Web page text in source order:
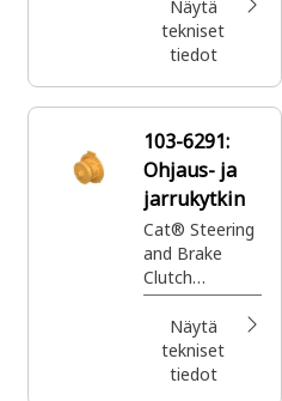
kitkalevylle
Näytä
tekniset
tiedot
103-6291:
Ohjaus- ja
jarrukytkin
Cat® Steering
and Brake
Clutch
optimizes
power
distribution for
effective
Näytä
tekniset
tiedot